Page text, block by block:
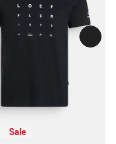
Sale